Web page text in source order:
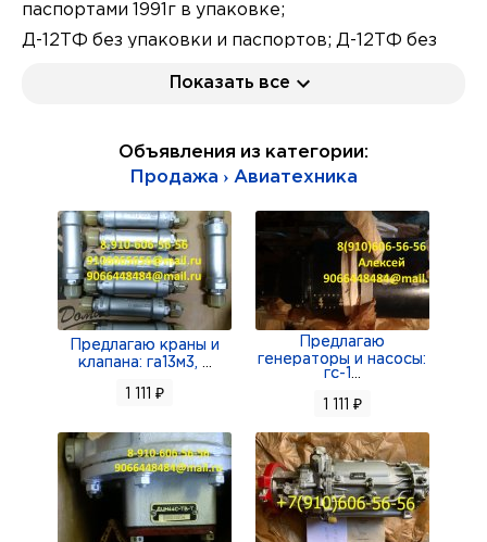
паспортами 1991г в упаковке;
Д-12ТФ без упаковки и паспортов; Д-12ТФ без
Продам: э/мех МПК-14МТВ 2 серии;
МВР-2П с э/дв Д-90; МПК-1; МПК-2; датчики
СП-0,4М; датчики СП-0,4Э;
фильтры 8д2.966.235; краны ГА-230-2; краны
ГА-192/1 и ГА-192/2;
Продам: клапаны 800600-1; клапаны 642500;
краны 768600МА с ЭПВ-150МТ 2С;
электромагниты: ЭМТ-125; ЭМТ-223А; ЭМТ-230;
ЭМТ-232; ЭМТ-226; ЭМТ-233; ЭМО-2/2Т; ЭМКО-М;
Показать все
Объявления из категории:
Продажа › Авиатехника
Предлагаю краны и
клапана: га13м3,
1 111 ₽
Предлагаю
генераторы и насосы:
гс-1
1 111 ₽